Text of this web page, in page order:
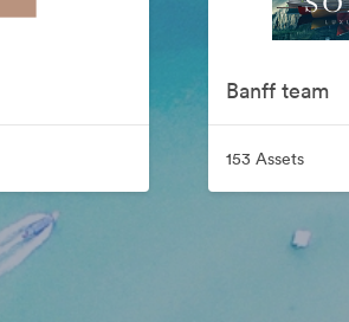
Banff team
153 Assets